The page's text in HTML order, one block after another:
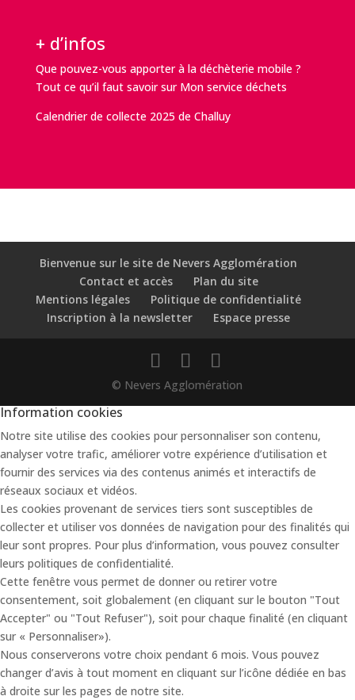
+ d’infos
Que pouvez-vous apporter à la déchèterie mobile ?
Tout ce qu’il faut savoir sur Mon service déchets
Calendrier de collecte 2025 de Challuy
Bienvenue sur le site de Nevers Agglomération
Contact et accès
Plan du site
Mentions légales
Politique de confidentialité
Inscription à la newsletter
Espace presse
© Nevers Agglomération
Information cookies
Notre site utilise des cookies pour personnaliser son contenu,
analyser votre trafic, améliorer votre expérience d’utilisation et
fournir des services via des contenus animés et interactifs de
réseaux sociaux et vidéos.
Les cookies provenant de services tiers sont susceptibles de
collecter et utiliser vos données de navigation pour des finalités qui
leur sont propres. Pour plus d’information, vous pouvez consulter
leurs politiques de confidentialité.
Cette fenêtre vous permet de donner ou retirer votre
consentement, soit globalement (en cliquant sur le bouton "Tout
Accepter" ou "Tout Refuser"), soit pour chaque finalité (en cliquant
sur « Personnaliser»).
Nous conserverons votre choix pendant 6 mois. Vous pouvez
changer d’avis à tout moment en cliquant sur l’icône dédiée en bas
à droite sur les pages de notre site.